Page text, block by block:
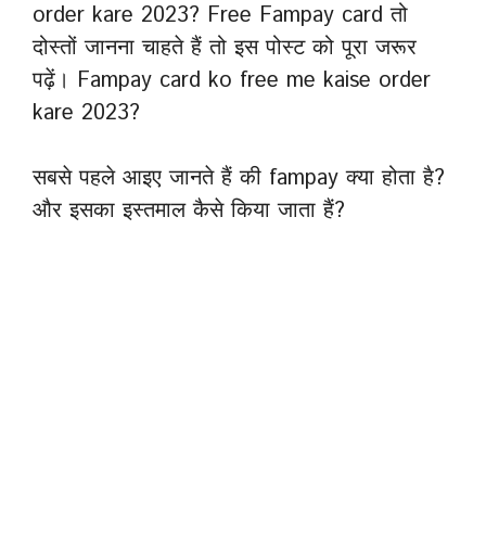
order kare 2023? Free Fampay card तो
दोस्तों जानना चाहते हैं तो इस पोस्ट को पूरा जरूर
पढ़ें। Fampay card ko free me kaise order
kare 2023?
सबसे पहले आइए जानते हैं की fampay क्या होता है?
और इसका इस्तमाल कैसे किया जाता हैं?